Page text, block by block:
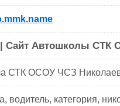
| Сайт Автошколы СТК
СТК ОСОУ ЧСЗ
водитель, категория,